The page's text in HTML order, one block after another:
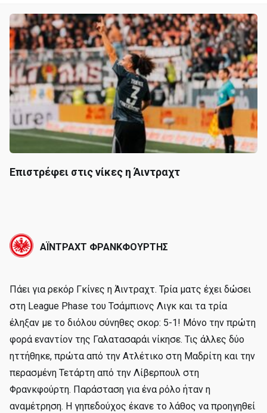
Επιστρέφει στις νίκες η Άιντραχτ
ΑΪΝΤΡΑΧΤ ΦΡΑΝΚΦΟΥΡΤΗΣ
Πάει για ρεκόρ Γκίνες η Άιντραχτ. Τρία ματς έχει δώσει
στη League Phase του Τσάμπιονς Λιγκ και τα τρία
έληξαν με το διόλου σύνηθες σκορ: 5-1! Μόνο την πρώτη
φορά εναντίον της Γαλατασαράι νίκησε. Τις άλλες δύο
ηττήθηκε, πρώτα από την Ατλέτικο στη Μαδρίτη και την
περασμένη Τετάρτη από την Λίβερπουλ στη
Φρανκφούρτη. Παράσταση για ένα ρόλο ήταν η
αναμέτρηση. Η γηπεδούχος έκανε το λάθος να προηγηθεί